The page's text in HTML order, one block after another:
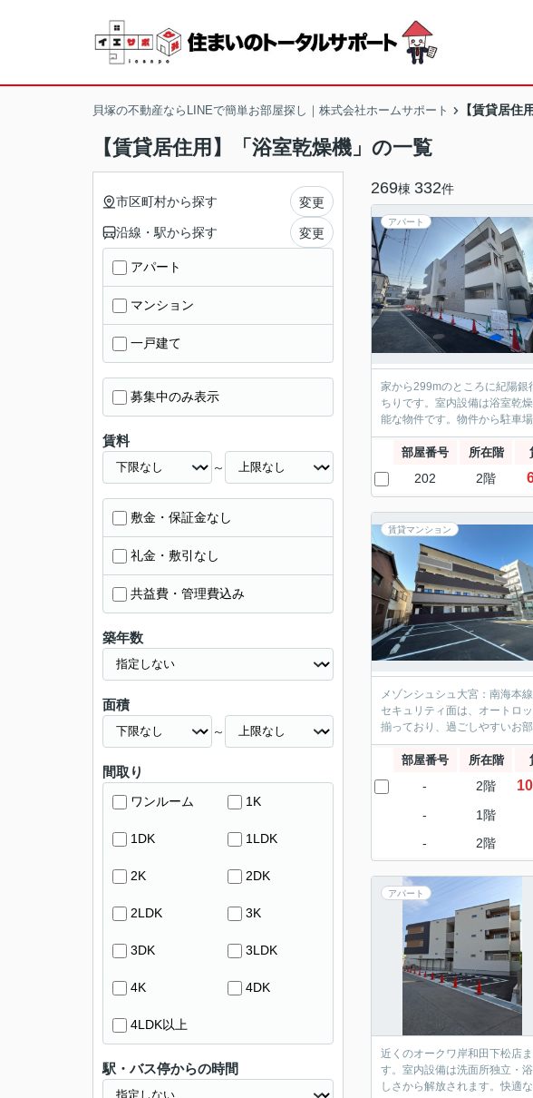
貝塚の不動産ならLINEで簡単お部屋探し｜株式会社ホームサポート 【賃貸居住
【賃貸居住用】「浴室乾燥機」の一覧
269棟 332件
アパート
家から299mのところに紀陽銀
ちりです。室内設備は浴室乾
能な物件です。物件から駐車
部屋番号 所在階
202 2階
賃貸マンション
メゾンシュシュ大宮：南海本
セキュリティ面は、オートロ
揃っており、過ごしやすいお
部屋番号 所在階
- 2階
- 1階
- 2階
アパート
近くのオークワ岸和田下松店
す。室内設備は洗面所独立・
しさから解放されます。快適
市区町村から探す 変更
沿線・駅から探す 変更
アパート
マンション
一戸建て
募集中のみ表示
賃料
～
敷金・保証金なし
礼金・敷引なし
共益費・管理費込み
築年数
面積
～
間取り
ワンルーム 1K
1DK 1LDK
2K 2DK
2LDK 3K
3DK 3LDK
4K 4DK
4LDK以上
駅・バス停からの時間